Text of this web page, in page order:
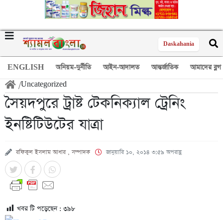
Daskahania
ENGLISH অনিয়ম-দুর্নীতি আইন-আদালত আন্তর্জাতিক আমাদের ব্লগ
/Uncategorized
সৈয়দপুরে ট্রাষ্ট টেকনিক্যাল ট্রেনিং
ইনষ্টিটিউটের যাত্রা
রফিকুল ইসলাম আধার , সম্পাদক জানুয়ারি ১০, ২০১৪ ৩:৫৯ অপরাহ্ণ
খবর টি পড়েছেন : ৩৯৮